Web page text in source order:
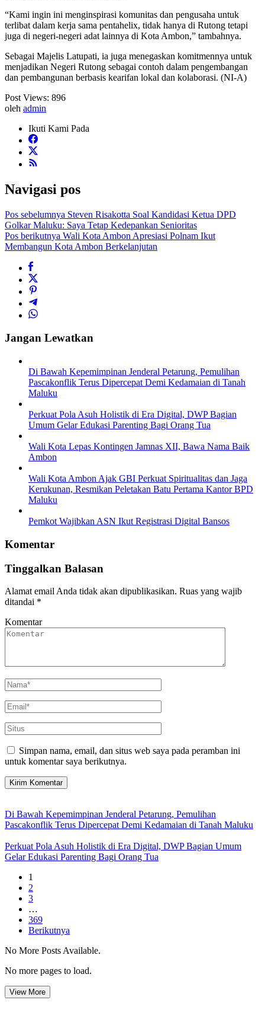
“Kami ingin ini menginspirasi komunitas dan pengusaha untuk
terlibat dalam kerja sama pentahelix, tidak hanya di Rutong tetapi
juga di negeri-negeri adat lainnya di Kota Ambon,” tambahnya.
Sebagai Majelis Latupati, ia juga menegaskan komitmennya untuk
menjadikan Negeri Rutong sebagai contoh dalam pengembangan
dan pembangunan berbasis kearifan lokal dan kolaborasi. (NI-A)
Post Views: 896
oleh admin
Ikuti Kami Pada
Navigasi pos
Pos sebelumnya Steven Risakotta Soal Kandidasi Ketua DPD
Golkar Maluku: Saya Tetap Kedepankan Senioritas
Pos berikutnya Wali Kota Ambon Apresiasi Polnam Ikut
Membangun Kota Ambon Berkelanjutan
Jangan Lewatkan
Di Bawah Kepemimpinan Jenderal Petarung, Pemulihan
Pascakonflik Terus Dipercepat Demi Kedamaian di Tanah
Maluku
Perkuat Pola Asuh Holistik di Era Digital, DWP Bagian
Umum Gelar Edukasi Parenting Bagi Orang Tua
Wali Kota Lepas Kontingen Jamnas XII, Bawa Nama Baik
Ambon
Wali Kota Ambon Ajak GBI Perkuat Spiritualitas dan Jaga
Kerukunan, Resmikan Peletakan Batu Pertama Kantor BPD
Maluku
Pemkot Wajibkan ASN Ikut Registrasi Digital Bansos
Komentar
Tinggalkan Balasan
Alamat email Anda tidak akan dipublikasikan. Ruas yang wajib
ditandai *
Komentar
Simpan nama, email, dan situs web saya pada peramban ini
untuk komentar saya berikutnya.
Di Bawah Kepemimpinan Jenderal Petarung, Pemulihan
Pascakonflik Terus Dipercepat Demi Kedamaian di Tanah Maluku
Perkuat Pola Asuh Holistik di Era Digital, DWP Bagian Umum
Gelar Edukasi Parenting Bagi Orang Tua
1
2
3
…
369
Berikutnya
No More Posts Available.
No more pages to load.
View More